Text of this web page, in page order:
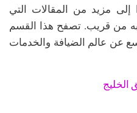
إلى مزيد من المقالات التي
من قريب. تصفح هذا القسم
عن عالم الضيافة والخدمات
الخليج